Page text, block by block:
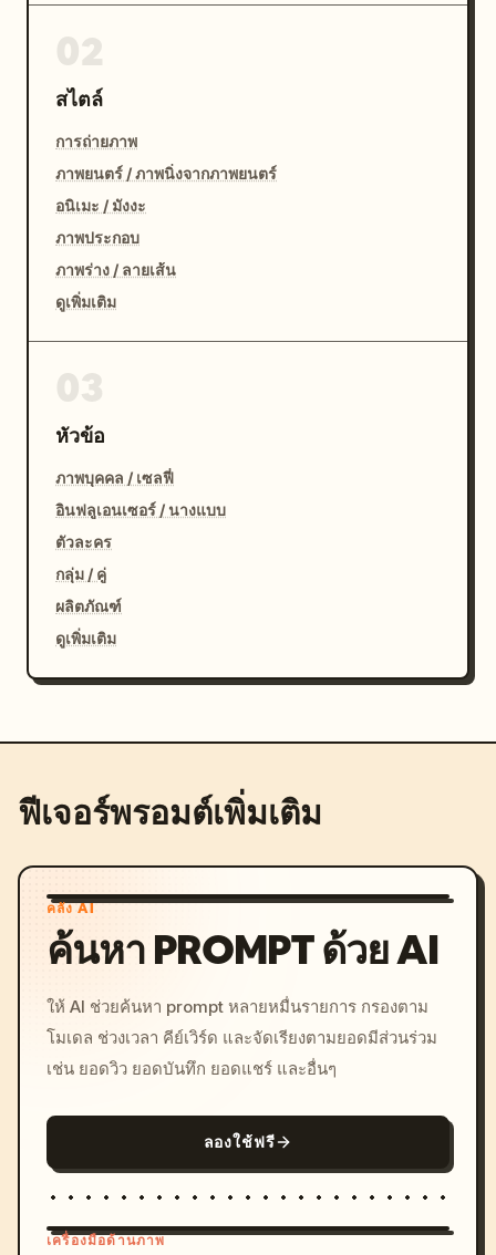
สไตล์
การถ่ายภาพ
ภาพยนตร์ / ภาพนิ่งจากภาพยนตร์
อนิเมะ / มังงะ
ภาพประกอบ
ภาพร่าง / ลายเส้น
ดูเพิ่มเติม
หัวข้อ
ภาพบุคคล / เซลฟี่
อินฟลูเอนเซอร์ / นางแบบ
ตัวละคร
กลุ่ม / คู่
ผลิตภัณฑ์
ดูเพิ่มเติม
ฟีเจอร์พรอมต์เพิ่มเติม
คลัง AI
ค้นหา PROMPT ด้วย AI
ให้ AI ช่วยค้นหา prompt หลายหมื่นรายการ กรองตาม
โมเดล ช่วงเวลา คีย์เวิร์ด และจัดเรียงตามยอดมีส่วนร่วม
เช่น ยอดวิว ยอดบันทึก ยอดแชร์ และอื่นๆ
ลองใช้ฟรี
เครื่องมือด้านภาพ